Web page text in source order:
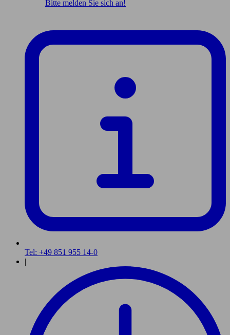
Bitte melden Sie sich an!
Tel: +49 851 955 14-0
|